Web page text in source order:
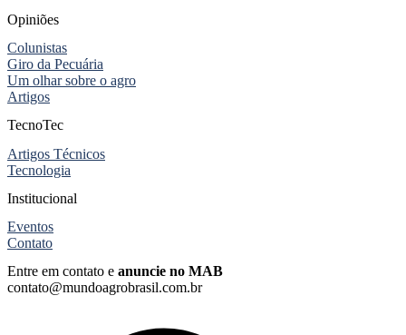
Opiniões
Colunistas
Giro da Pecuária
Um olhar sobre o agro
Artigos
TecnoTec
Artigos Técnicos
Tecnologia
Institucional
Eventos
Contato
Entre em contato e anuncie no MAB
contato@mundoagrobrasil.com.br